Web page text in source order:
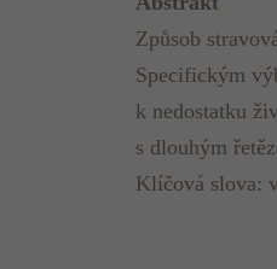
Způsob
Specifickým
k nedostatku
s dlouhým
Klíčová slova: